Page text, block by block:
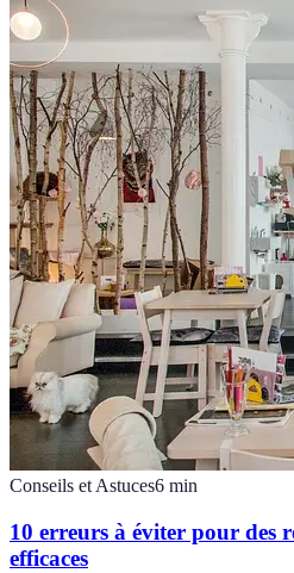
Conseils et Astuces6 min
10 erreurs à éviter pour des
efficaces